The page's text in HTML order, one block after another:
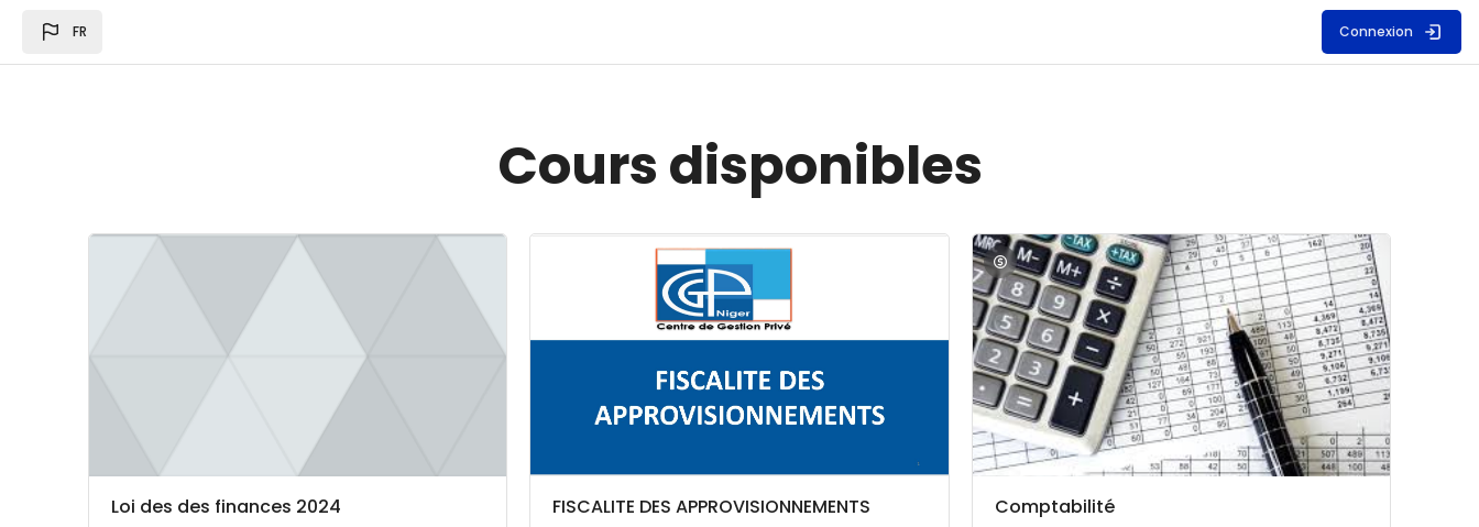
FR Connexion
Cours disponibles
Image du cours Loi des des finances 2024
Catégorie de cours
Nom du cours
Loi des des finances 2024
Image du cours FISCALITE DES APPROVISIONNEMENTS
Catégorie de cours
Nom du cours
FISCALITE DES APPROVISIONNEMENTS
Image du cours Comptabilité
Catégorie de cours
Nom du cours
Comptabilité